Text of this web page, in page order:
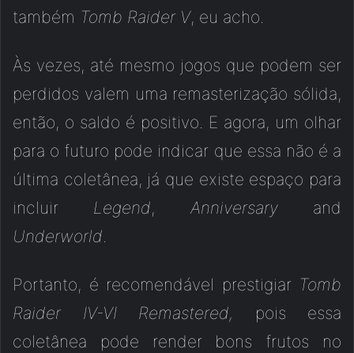
também Tomb Raider V, eu acho.
Às vezes, até mesmo jogos que podem ser
perdidos valem uma remasterização sólida,
então, o saldo é positivo. E agora, um olhar
para o futuro pode indicar que essa não é a
última coletânea, já que existe espaço para
incluir Legend, Anniversaryand
Underworld.
Portanto, é recomendável prestigiar Tomb
Raider IV-VI Remastered, pois essa
coletânea pode render bons frutos no